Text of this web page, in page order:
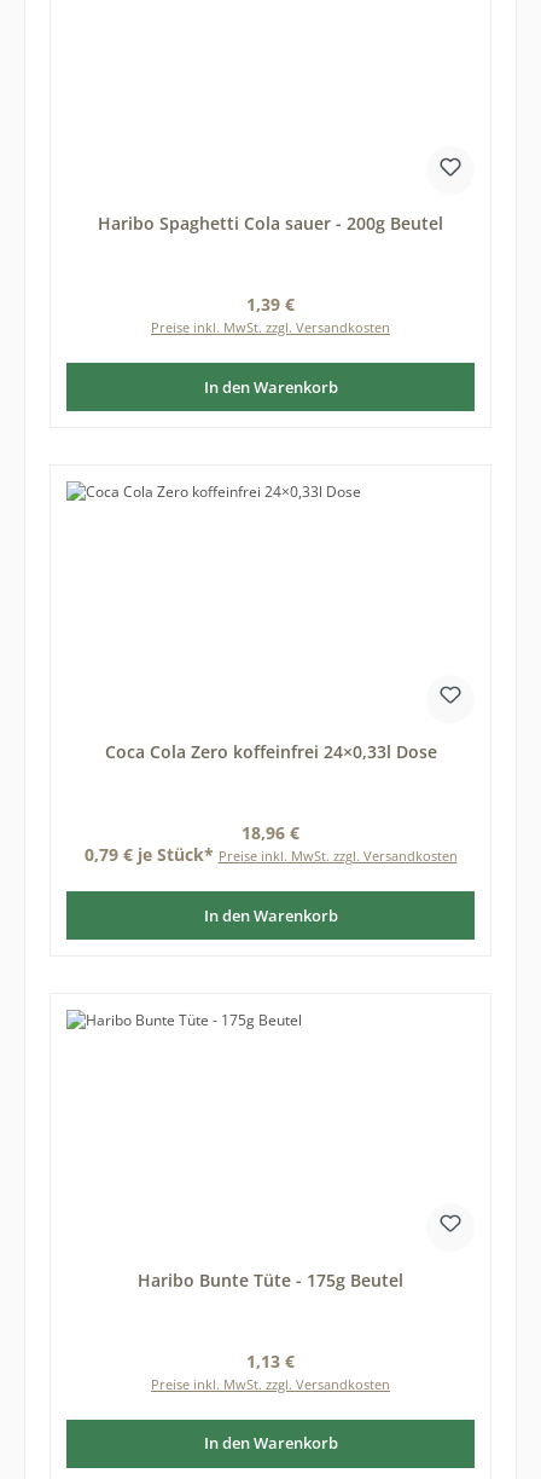
Haribo Spaghetti Cola sauer - 200g Beutel
Regulärer Preis:
1,39 €
Preise inkl. MwSt. zzgl. Versandkosten
In den Warenkorb
Coca Cola Zero koffeinfrei 24×0,33l Dose
Regulärer Preis:
18,96 €
0,79 € je Stück* Preise inkl. MwSt. zzgl. Versandkosten
In den Warenkorb
Haribo Bunte Tüte - 175g Beutel
Regulärer Preis:
1,13 €
Preise inkl. MwSt. zzgl. Versandkosten
In den Warenkorb